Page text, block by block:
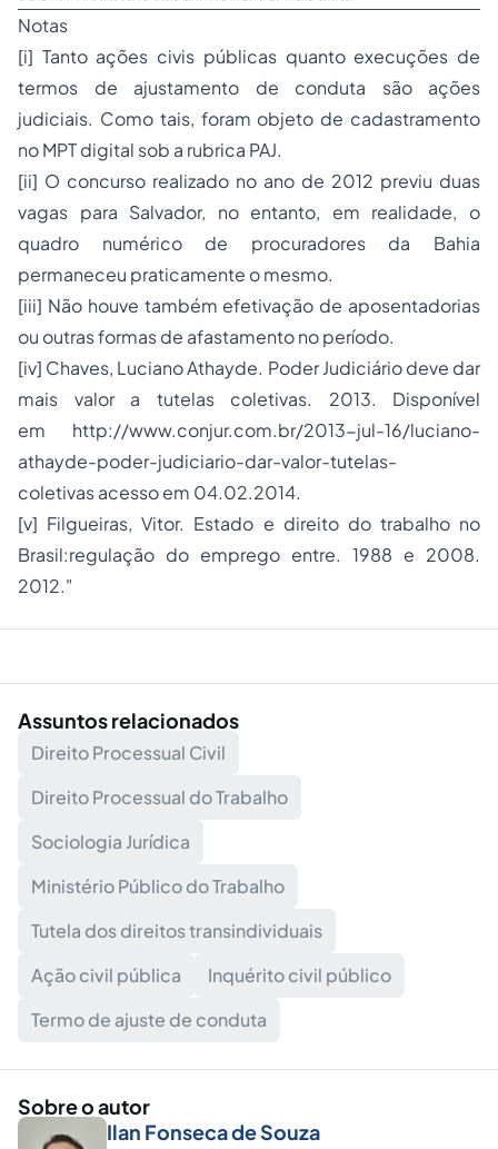
Notas
[i] Tanto ações civis públicas quanto execuções de
termos de ajustamento de conduta são ações
judiciais. Como tais, foram objeto de cadastramento
no MPT digital sob a rubrica PAJ.
[ii] O concurso realizado no ano de 2012 previu duas
vagas para Salvador, no entanto, em realidade, o
quadro numérico de procuradores da Bahia
permaneceu praticamente o mesmo.
[iii] Não houve também efetivação de aposentadorias
ou outras formas de afastamento no período.
[iv] Chaves, Luciano Athayde. Poder Judiciário deve dar
mais valor a tutelas coletivas. 2013. Disponível
em http://www.conjur.com.br/2013-jul-16/luciano-
athayde-poder-judiciario-dar-valor-tutelas-
coletivas acesso em 04.02.2014.
[v] Filgueiras, Vitor. Estado e direito do trabalho no
Brasil:regulação do emprego entre. 1988 e 2008.
2012."
Assuntos relacionados
Direito Processual Civil
Direito Processual do Trabalho
Sociologia Jurídica
Ministério Público do Trabalho
Tutela dos direitos transindividuais
Ação civil pública
Inquérito civil público
Termo de ajuste de conduta
Sobre o autor
Ilan Fonseca de Souza